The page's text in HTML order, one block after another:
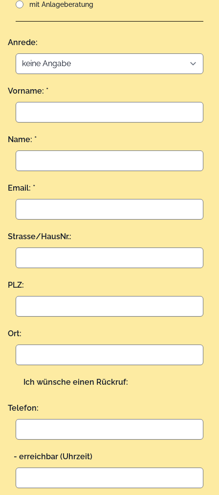
mit Anlageberatung
Anrede:
Vorname: *
Name: *
Email: *
Strasse/HausNr.:
PLZ:
Ort:
Ich wünsche einen Rückruf:
Telefon:
- erreichbar (Uhrzeit)